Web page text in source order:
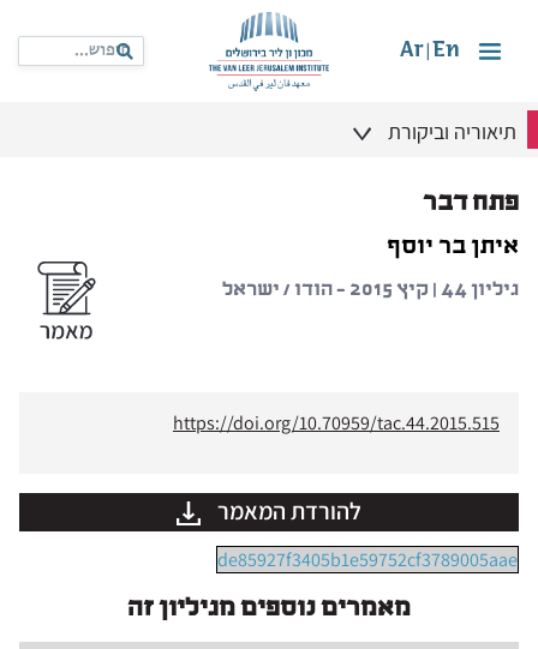
En
Ar
תיאוריה וביקורת
פתח דבר
איתן בר יוסף
גיליון 44 | קיץ 2015 - הודו / ישראל
https://doi.org/10.70959/tac.44.2015.515
להורדת המאמר
de85927f3405b1e59752cf3789005aae
מאמרים נוספים מגיליון זה